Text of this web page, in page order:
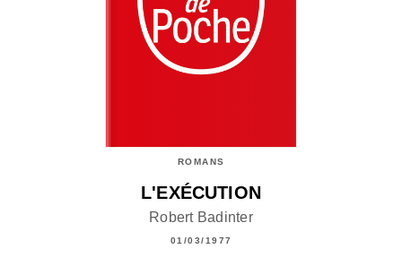
ROMANS
L'EXÉCUTION
Robert Badinter
01/03/1977